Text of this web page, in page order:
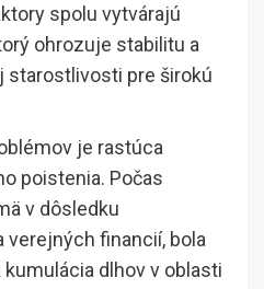
spolu vytvárajú
ohrozuje stabilitu a
pre širokú
je rastúca
poistenia. Počas
v dôsledku
financií, bola
dlhov v oblasti